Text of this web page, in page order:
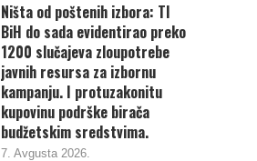
Ništa od poštenih izbora: TI
BiH do sada evidentirao preko
1200 slučajeva zloupotrebe
javnih resursa za izbornu
kampanju. I protuzakonitu
kupovinu podrške birača
budžetskim sredstvima.
7. Avgusta 2026.